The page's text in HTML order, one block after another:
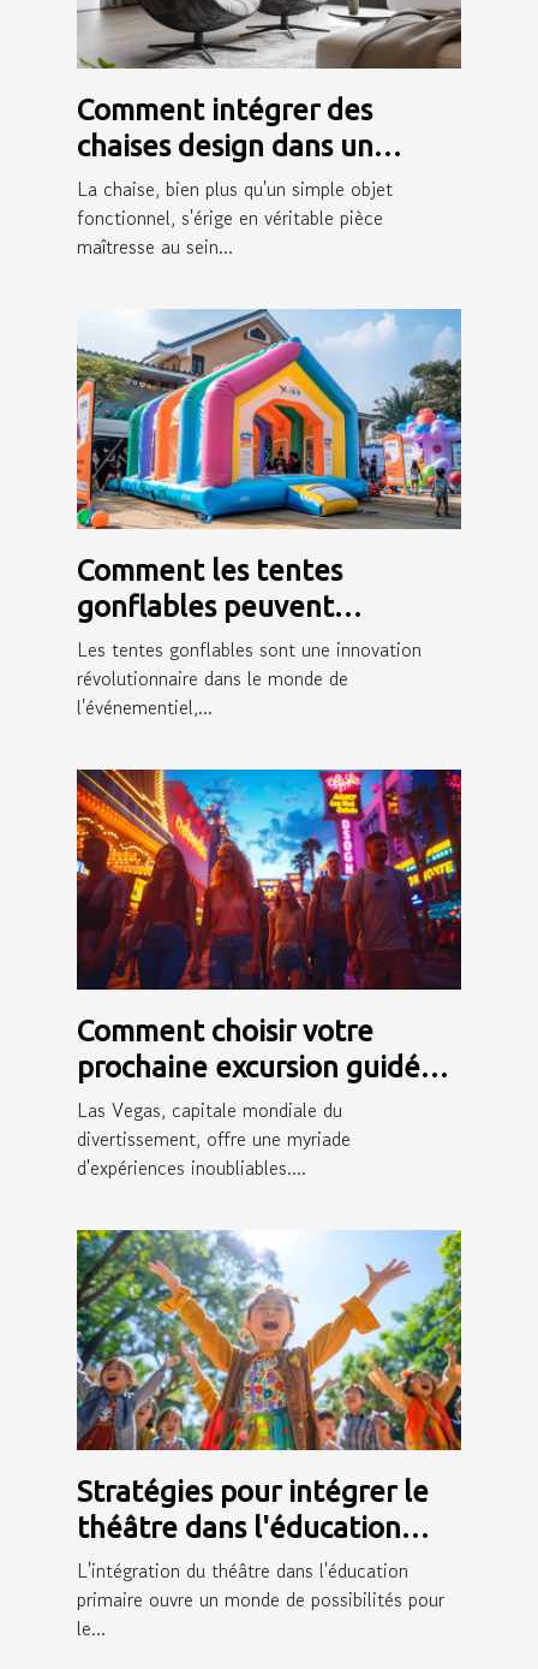
Comment intégrer des
chaises design dans un
intérieur moderne
La chaise, bien plus qu'un simple objet
fonctionnel, s'érige en véritable pièce
maîtresse au sein...
Comment les tentes
gonflables peuvent
dynamiser votre présence
événementielle
Les tentes gonflables sont une innovation
révolutionnaire dans le monde de
l'événementiel,...
Comment choisir votre
prochaine excursion guidée
en français à Las Vegas
Las Vegas, capitale mondiale du
divertissement, offre une myriade
d'expériences inoubliables....
Stratégies pour intégrer le
théâtre dans l'éducation
primaire et ses bénéfices
L'intégration du théâtre dans l'éducation
primaire ouvre un monde de possibilités pour
le...